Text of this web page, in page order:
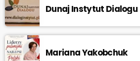
Dunaj Instytut Dialogu
Mariana Yakobchuk